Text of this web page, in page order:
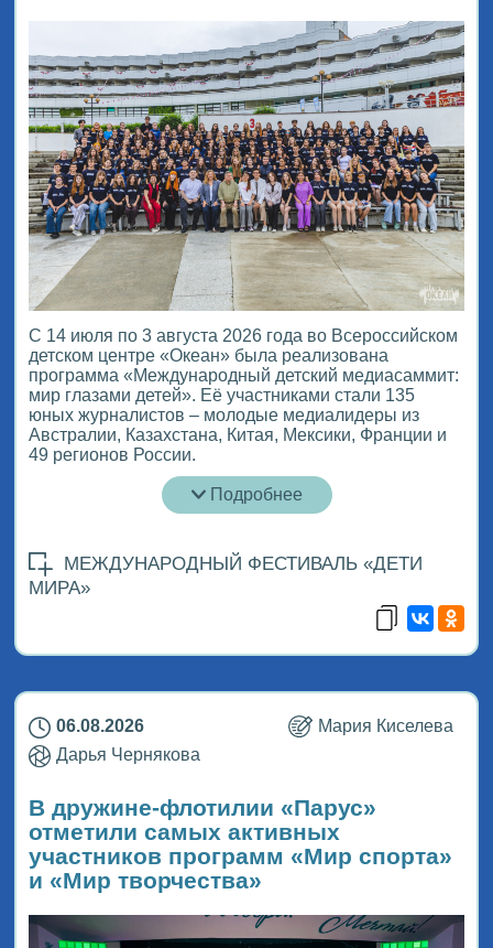
С 14 июля по 3 августа 2026 года во Всероссийском
детском центре «Океан» была реализована
программа «Международный детский медиасаммит:
мир глазами детей». Её участниками стали 135
юных журналистов – молодые медиалидеры из
Австралии, Казахстана, Китая, Мексики, Франции и
49 регионов России.
Подробнее
МЕЖДУНАРОДНЫЙ ФЕСТИВАЛЬ «ДЕТИ
МИРА»
06.08.2026
Мария Киселева
Дарья Чернякова
В дружине-флотилии «Парус»
отметили самых активных
участников программ «Мир спорта»
и «Мир творчества»